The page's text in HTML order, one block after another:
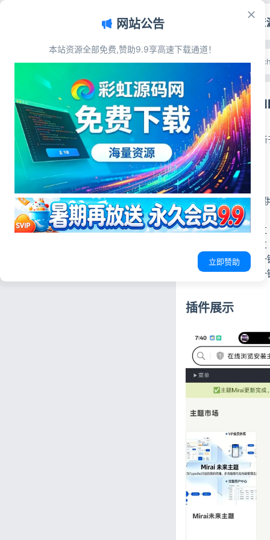
源码资
首页>网站插件>
Typecho插件
彩虹源码网
2026-05-27 更
插件简介
为 Typecho 后台提
核心功能
插件上传安装：通
主题上传安装：通
插件卸载：在后台
主题卸载：在后台
插件展示
文章目录
插件简介
插件展示
插件下载
网站公告
本站资源全部免费,赞助9.9享高速下载通道！
立即赞助